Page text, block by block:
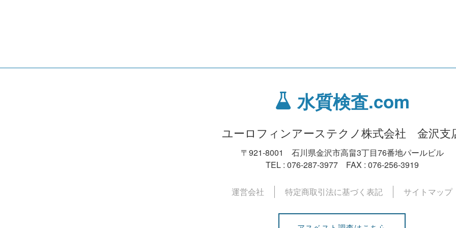
水質検査.com
ユーロフィンアーステクノ株式会社 金沢支
〒921-8001 石川県金沢市高畠3丁目76番地パールビル
TEL : 076-287-3977 FAX : 076-256-3919
運営会社 特定商取引法に基づく表記 サイトマップ